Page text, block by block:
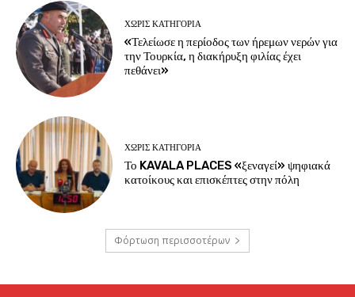
ΧΩΡΊΣ ΚΑΤΗΓΟΡΊΑ
«Τελείωσε η περίοδος των ήρεμων νερών για
την Τουρκία, η διακήρυξη φιλίας έχει
πεθάνει»
ΧΩΡΊΣ ΚΑΤΗΓΟΡΊΑ
Το KAVALA PLACES «ξεναγεί» ψηφιακά
κατοίκους και επισκέπτες στην πόλη
Φόρτωση περισσοτέρων